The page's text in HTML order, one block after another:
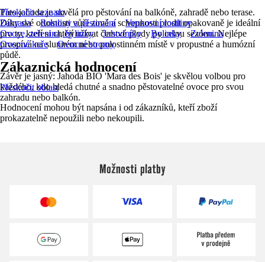
Tato jahoda je skvělá pro pěstování na balkóně, zahradě nebo terase.
Díky své odolnosti vůči zimě a schopnosti plodit opakovaně je ideální
pro ty, kteří si chtějí užívat čerstvé plody po celou sezónu. Nejlépe
prospívá na slunném nebo polostinném místě v propustné a humózní
půdě.
Závěr je jasný: Jahoda BIO 'Mara des Bois' je skvělou volbou pro
každého, kdo hledá chutné a snadno pěstovatelné ovoce pro svou
zahradu nebo balkón.
Přeskočit seznam
Zahrada
Rostliny a pěstování
Venkovní rostliny
Ovoce, zelenina, bylinky
Jahodníky Bylinky
Zelenina
Ovocné keře
Ovocné stromy
Zákaznická hodnocení
Přeskočit oblast
Hodnocení mohou být napsána i od zákazníků, kteří zboží
prokazatelně nepoužili nebo nekoupili.
Možnosti platby